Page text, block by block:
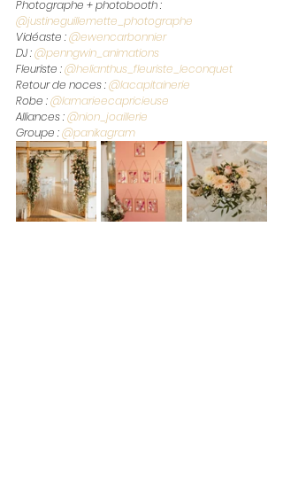
Photographe + photobooth :
@justineguillemette_photographe
Vidéaste : @ewencarbonnier
DJ : @penngwin_animations
Fleuriste : @helianthus_fleuriste_leconquet
Retour de noces : @lacapitainerie
Robe : @lamarieecapricieuse
Alliances : @nion_joaillerie
Groupe : @panikagram